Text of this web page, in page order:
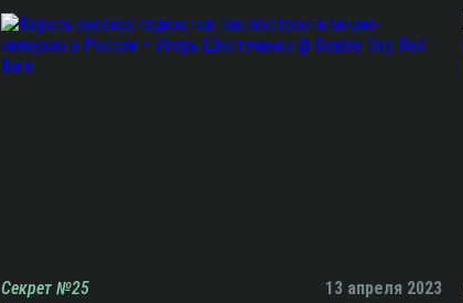
Секрет №25 13 апреля 2023